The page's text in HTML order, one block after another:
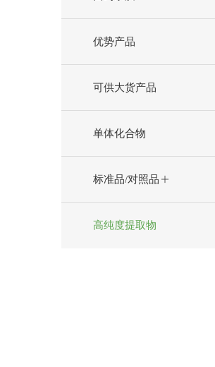
优势产品
可供大货产品
单体化合物
标准品/对照品
高纯度提取物